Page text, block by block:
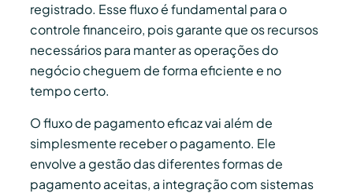
registrado. Esse fluxo é fundamental para o
controle financeiro, pois garante que os recursos
necessários para manter as operações do
negócio cheguem de forma eficiente e no
tempo certo.
O fluxo de pagamento eficaz vai além de
simplesmente receber o pagamento. Ele
envolve a gestão das diferentes formas de
pagamento aceitas, a integração com sistemas